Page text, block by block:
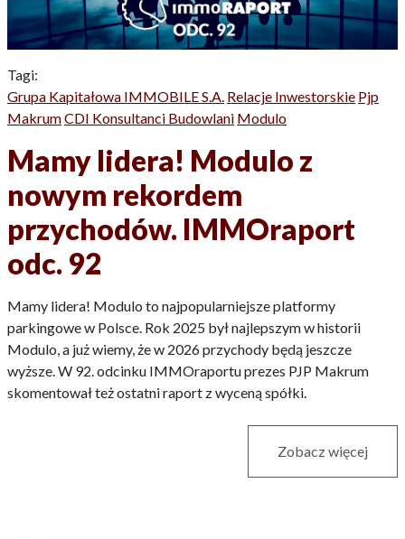
Tagi:
Grupa Kapitałowa IMMOBILE S.A. Relacje Inwestorskie Pjp
MakrumCDI Konsultanci Budowlani Modulo
Mamy lidera! Modulo z
nowym rekordem
przychodów. IMMOraport
odc. 92
Mamy lidera! Modulo to najpopularniejsze platformy
parkingowe w Polsce. Rok 2025 był najlepszym w historii
Modulo, a już wiemy, że w 2026 przychody będą jeszcze
wyższe. W 92. odcinku IMMOraportu prezes PJP Makrum
skomentował też ostatni raport z wyceną spółki.
Zobacz więcej